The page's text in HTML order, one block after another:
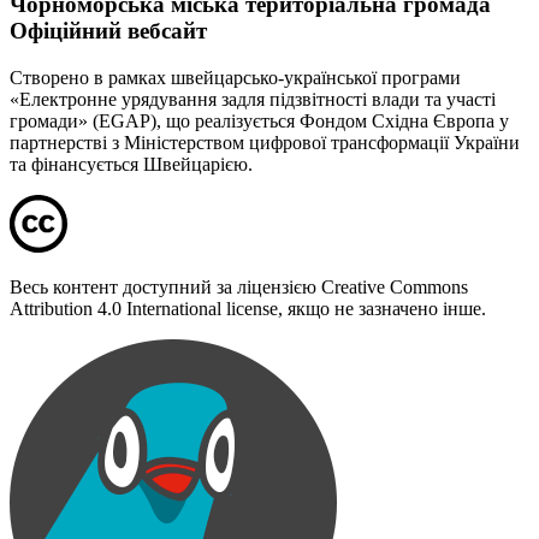
Офіційний вебсайт
Створено в рамках швейцарсько-української програми
«Електронне урядування задля підзвітності влади та участі
громади» (EGAP), що реалізується Фондом Східна Європа у
партнерстві з Міністерством цифрової трансформації України
та фінансується Швейцарією.
Весь контент доступний за ліцензією Creative Commons
Attribution 4.0 International license, якщо не зазначено інше.